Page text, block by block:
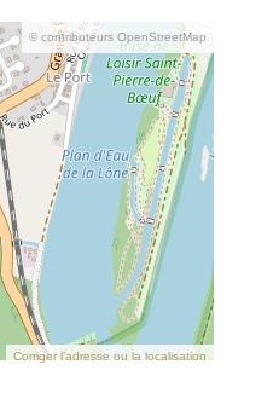
© contributeurs OpenStreetMap
Corriger l’adresse ou la localisation